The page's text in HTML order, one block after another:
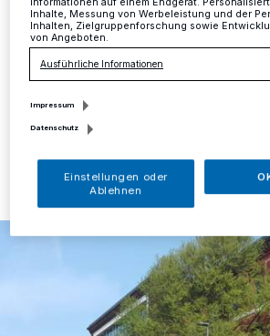
Hälfte abgerufen habe. „Das ist nicht
Gegenteil. Wir werden die
Umfang nutzen“, sagt Mettmanns
Traumann.
05.09.2019 , 09:18 Uhr
Informationen auf einem Endgerät.
Inhalte, Messung von Werbeleistung und der
Inhalten, Zielgruppenforschung sowie
von Angeboten.
Ausführliche Informationen
Impressum
Datenschutz
Einstellungen oder
Ablehnen